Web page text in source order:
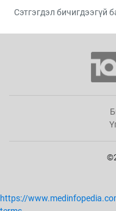
Сэтгэгдэл бичигдээгүй
https://